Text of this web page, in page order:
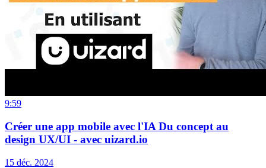
9:59
Créer une app mobile avec l'IA Du concept au
design UX/UI - avec uizard.io
15 déc. 2024